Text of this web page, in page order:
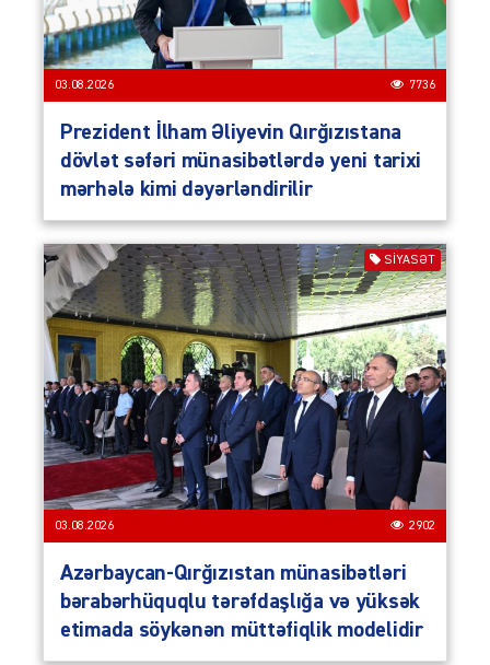
03.08.2026 7736
Prezident İlham Əliyevin Qırğızıstana
dövlət səfəri münasibətlərdə yeni tarixi
mərhələ kimi dəyərləndirilir
SIYASƏT
03.08.2026 2902
Azərbaycan-Qırğızıstan münasibətləri
bərabərhüquqlu tərəfdaşlığa və yüksək
etimada söykənən müttəfiqlik modelidir